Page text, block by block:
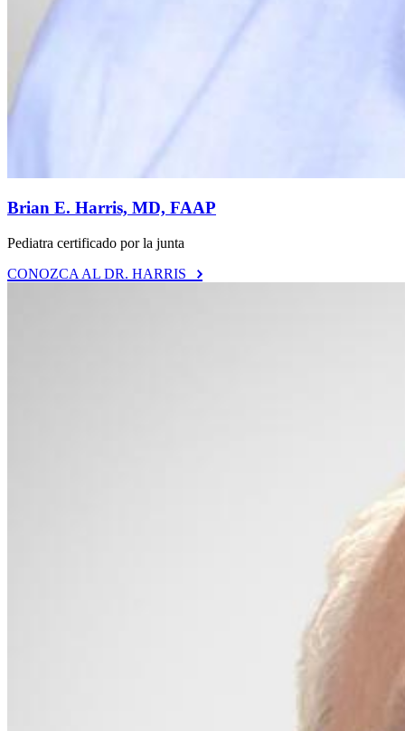
Brian E. Harris, MD, FAAP
Pediatra certificado por la junta
CONOZCA AL DR. HARRIS